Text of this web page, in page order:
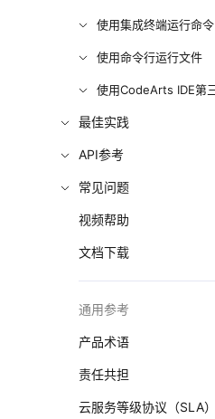
使用集成终端运行命令
使用命令行运行文件
使用CodeArts IDE第
最佳实践
API参考
常见问题
视频帮助
文档下载
通用参考
产品术语
责任共担
云服务等级协议（SLA）